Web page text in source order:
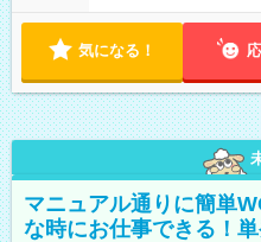
気になる！
マニュアル通りに簡単
な時にお仕事できる！